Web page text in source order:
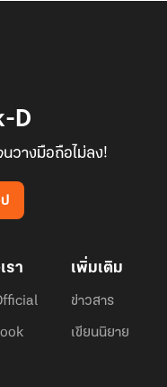
D
วางมือถือไม่ลง!
รา เพิ่มเติม
ข่าวสาร
เขียนนิยาย